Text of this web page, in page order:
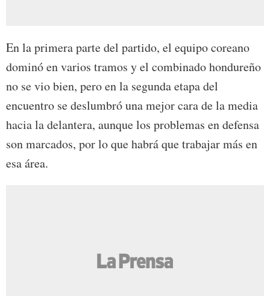
En la primera parte del partido, el equipo coreano
dominó en varios tramos y el combinado hondureño
no se vio bien, pero en la segunda etapa del
encuentro se deslumbró una mejor cara de la media
hacia la delantera, aunque los problemas en defensa
son marcados, por lo que habrá que trabajar más en
esa área.